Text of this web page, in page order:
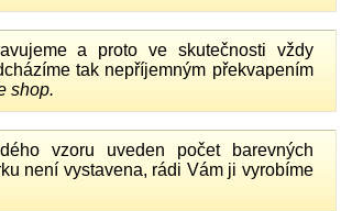
a proto ve skutečnosti vždy
tak nepříjemným překvapením
shop.
vzoru uveden počet barevných
není vystavena, rádi Vám ji vyrobíme